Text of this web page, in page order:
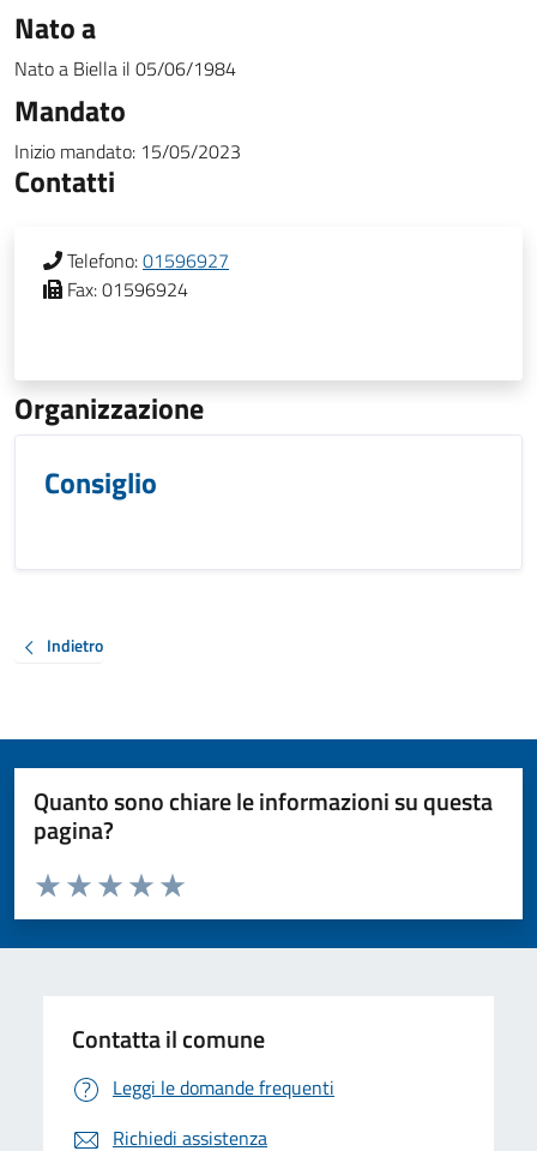
Nato a
Nato a Biella il 05/06/1984
Mandato
Inizio mandato: 15/05/2023
Contatti
Telefono:01596927
Fax:01596924
Organizzazione
Consiglio
Indietro
Quanto sono chiare le informazioni su questa
pagina?
Valuta da 1 a 5 stelle la pagina
Valuta 5 stelle su 5
Valuta 4 stelle su 5
Valuta 3 stelle su 5
Valuta 2 stelle su 5
Valuta 1 stelle su 5
Contatta il comune
Leggi le domande frequenti
Richiedi assistenza